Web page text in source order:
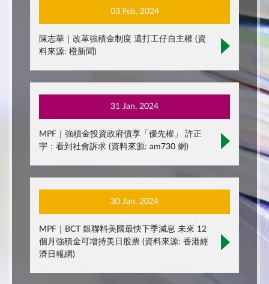
03 Feb, 2024
陳志華｜改革強積金制度 還打工仔自主權 (資
料來源: 橙新聞)
31 Jan, 2024
MPF｜強積金投資政府債享「優先權」 許正
宇：看到社會訴求 (資料來源: am730 網)
30 Jan, 2024
MPF｜BCT 銀聯料美國最快下季減息 未來 12
個月強積金可增持美日股票 (資料來源: 香港經
濟日報網)